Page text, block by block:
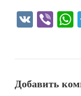
VK
Добавить